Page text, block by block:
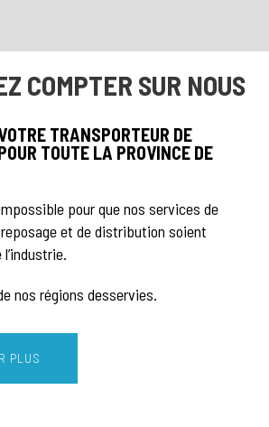
COMPTER SUR NOUS
TRANSPORTEUR DE
TOUTE LA PROVINCE DE
pour que nos services de
et de distribution soient
nos régions desservies.
PLUS